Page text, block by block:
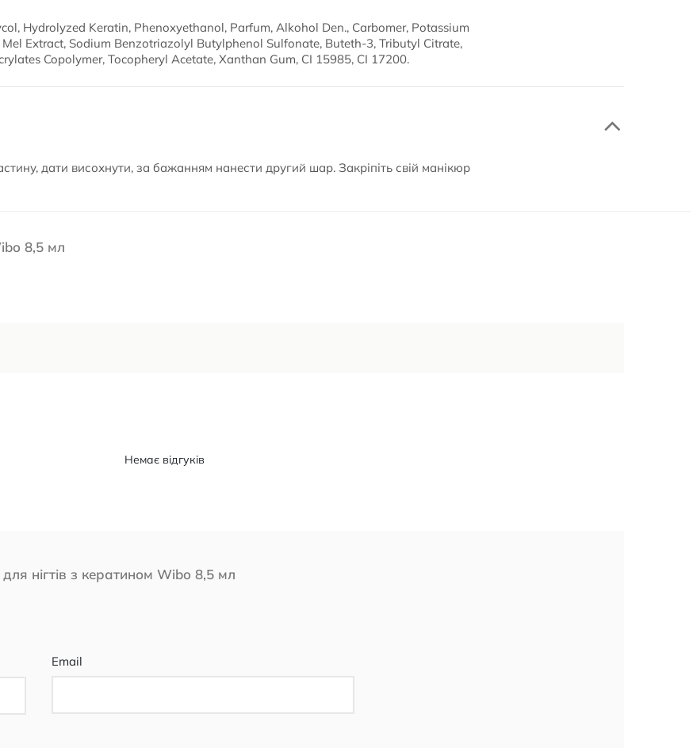
Hydrolyzed Keratin, Phenoxyethanol, Parfum, Alkohol Den., Carbomer, Potassium
Extract, Sodium Benzotriazolyl Butylphenol Sulfonate, Buteth-3, Tributyl Citrate,
Copolymer, Tocopheryl Acetate, Xanthan Gum, CI 15985, CI 17200.
дати висохнути, за бажанням нанести другий шар. Закріпіть свій манікюр
8,5 мл
Немає відгуків
нігтів з кератином Wibo 8,5 мл
Email